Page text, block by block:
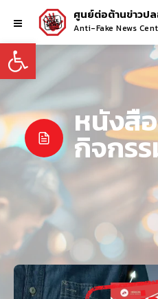
Open toolbar
ศูนย์ต่อต้านข่าวปล
Anti-Fake News
หนังสื
กิจกร